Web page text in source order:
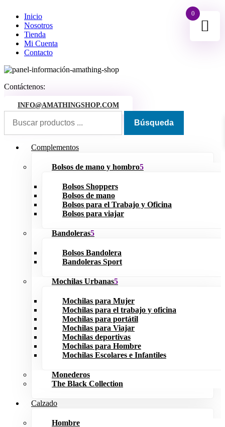
Inicio
Nosotros
Tienda
Mi Cuenta
Contacto
Contáctenos:
INFO@AMATHINGSHOP.COM
Complementos
Bolsos de mano y hombro
Bolsos Shoppers
Bolsos de mano
Bolsos para el Trabajo y Oficina
Bolsos para viajar
Bandoleras
Bolsos Bandolera
Bandoleras Sport
Mochilas Urbanas
Mochilas para Mujer
Mochilas para el trabajo y oficina
Mochilas para portátil
Mochilas para Viajar
Mochilas deportivas
Mochilas para Hombre
Mochilas Escolares e Infantiles
Monederos
The Black Collection
Calzado
Hombre
0